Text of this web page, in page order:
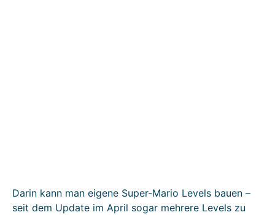
Darin kann man eigene Super-Mario Levels bauen –
seit dem Update im April sogar mehrere Levels zu